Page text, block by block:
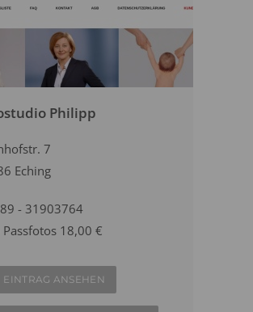
Philipp
7
Eching
- 31903764
Passfotos 18,00 €
EINTRAG ANSEHEN